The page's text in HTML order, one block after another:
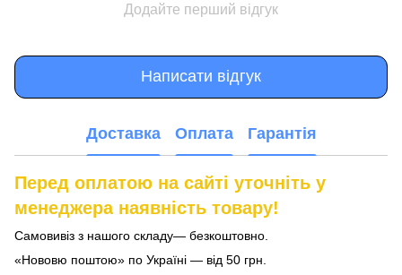
Додайте перший відгук
Написати відгук
Доставка Оплата Гарантія
Перед оплатою на сайті уточніть у
менеджера наявність товару!
Самовивіз з нашого складу— безкоштовно.
«Нововю поштою» по Україні — від 50 грн.